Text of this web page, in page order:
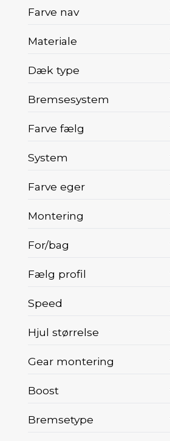
Farve nav
Materiale
Dæk type
Bremsesystem
Farve fælg
System
Farve eger
Montering
For/bag
Fælg profil
Speed
Hjul størrelse
Gear montering
Boost
Bremsetype